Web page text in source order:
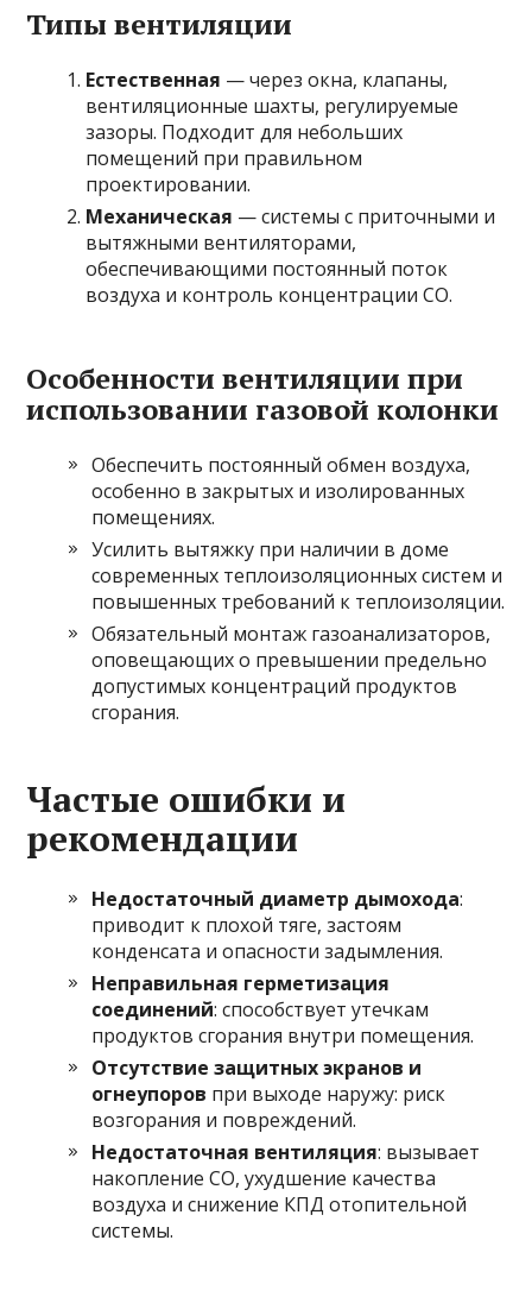
Типы вентиляции
Естественная — через окна, клапаны,
вентиляционные шахты, регулируемые
зазоры. Подходит для небольших
помещений при правильном
проектировании.
Механическая — системы с приточными и
вытяжными вентиляторами,
обеспечивающими постоянный поток
воздуха и контроль концентрации CO.
Особенности вентиляции при
использовании газовой колонки
Обеспечить постоянный обмен воздуха,
особенно в закрытых и изолированных
помещениях.
Усилить вытяжку при наличии в доме
современных теплоизоляционных систем и
повышенных требований к теплоизоляции.
Обязательный монтаж газоанализаторов,
оповещающих о превышении предельно
допустимых концентраций продуктов
сгорания.
Частые ошибки и
рекомендации
Недостаточный диаметр дымохода:
приводит к плохой тяге, застоям
конденсата и опасности задымления.
Неправильная герметизация
соединений: способствует утечкам
продуктов сгорания внутри помещения.
Отсутствие защитных экранов и
огнеупоров при выходе наружу: риск
возгорания и повреждений.
Недостаточная вентиляция: вызывает
накопление CO, ухудшение качества
воздуха и снижение КПД отопительной
системы.